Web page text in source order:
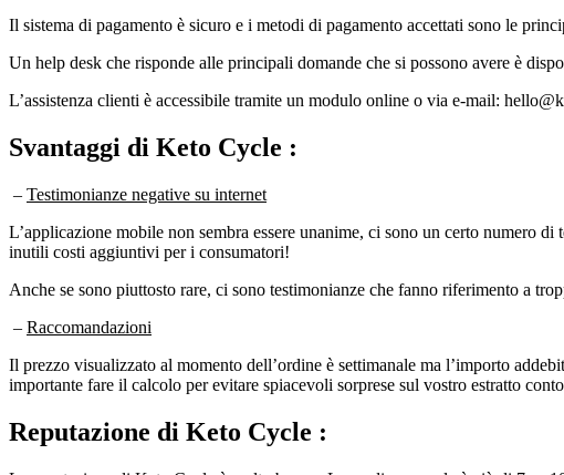
Il sistema di pagamento è sicuro e i metodi di pagamento accettati sono le
Un help desk che risponde alle principali domande che si possono avere è
L’assistenza clienti è accessibile tramite un modulo online o via e-mail:
Svantaggi di Keto Cycle :
– Testimonianze negative su internet
L’applicazione mobile non sembra essere unanime, ci sono un certo numero
inutili costi aggiuntivi per i consumatori!
Anche se sono piuttosto rare, ci sono testimonianze che fanno riferimento a
– Raccomandazioni
Il prezzo visualizzato al momento dell’ordine è settimanale ma l’importo
importante fare il calcolo per evitare spiacevoli sorprese sul vostro estratto
Reputazione di Keto Cycle :